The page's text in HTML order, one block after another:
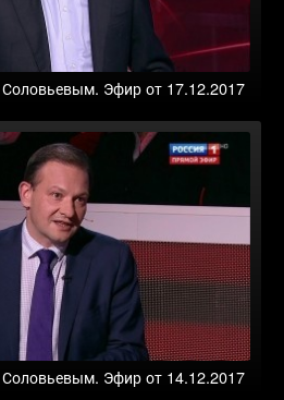
Эфир от 17.12.2017
Эфир от 14.12.2017